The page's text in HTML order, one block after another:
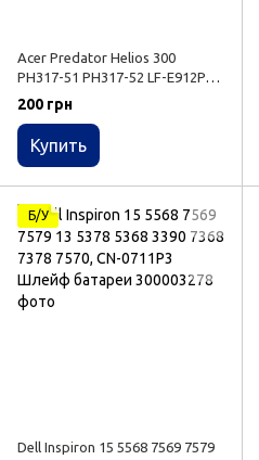
Acer Predator Helios 300
PH317-51 PH317-52 LF-E912P
Шлейф клавиатуры
200 грн
Купить
Б/У
Dell Inspiron 15 5568 7569 7579